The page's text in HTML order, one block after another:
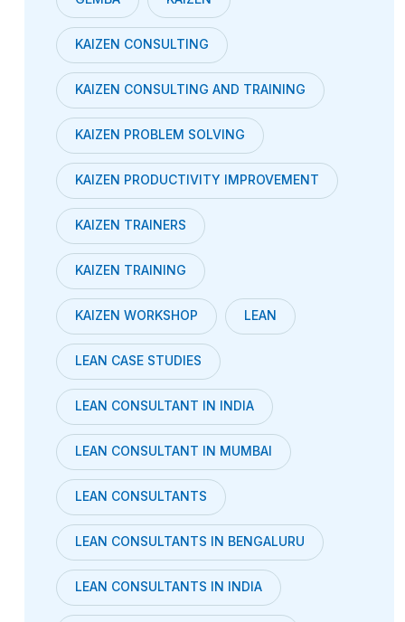
KAIZEN CONSULTING
KAIZEN CONSULTING AND TRAINING
KAIZEN PROBLEM SOLVING
KAIZEN PRODUCTIVITY IMPROVEMENT
KAIZEN TRAINERS
KAIZEN TRAINING
KAIZEN WORKSHOP LEAN
LEAN CASE STUDIES
LEAN CONSULTANT IN INDIA
LEAN CONSULTANT IN MUMBAI
LEAN CONSULTANTS
LEAN CONSULTANTS IN BENGALURU
LEAN CONSULTANTS IN INDIA